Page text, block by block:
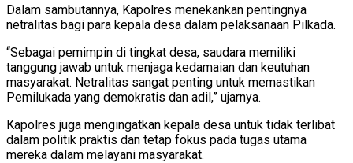
Dalam sambutannya, Kapolres menekankan pentingnya
netralitas bagi para kepala desa dalam pelaksanaan Pilkada.
“Sebagai pemimpin di tingkat desa, saudara memiliki
tanggung jawab untuk menjaga kedamaian dan keutuhan
masyarakat. Netralitas sangat penting untuk memastikan
Pemilukada yang demokratis dan adil,” ujarnya.
Kapolres juga mengingatkan kepala desa untuk tidak terlibat
dalam politik praktis dan tetap fokus pada tugas utama
mereka dalam melayani masyarakat.